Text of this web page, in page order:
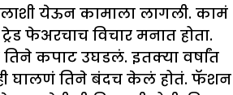
येऊन कामाला लागली. कामं
फेअरचाच विचार मनात होता.
कपाट उघडलं. इतक्या वर्षांत
घालणं तिने बंदच केलं होतं. फॅशन